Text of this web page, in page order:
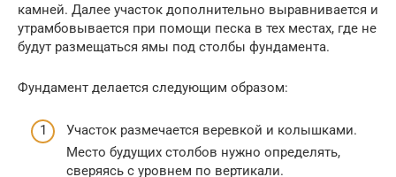
камней. Далее участок дополнительно выравнивается и
утрамбовывается при помощи песка в тех местах, где не
будут размещаться ямы под столбы фундамента.
Фундамент делается следующим образом:
Участок размечается веревкой и колышками.
Место будущих столбов нужно определять,
сверяясь с уровнем по вертикали.